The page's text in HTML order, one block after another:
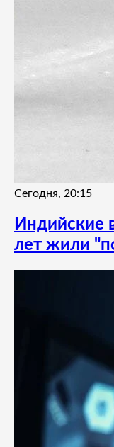
Сегодня, 20:15
Индийские
лет жили